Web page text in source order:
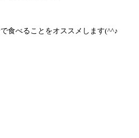
食べることをオススメします(^^♪